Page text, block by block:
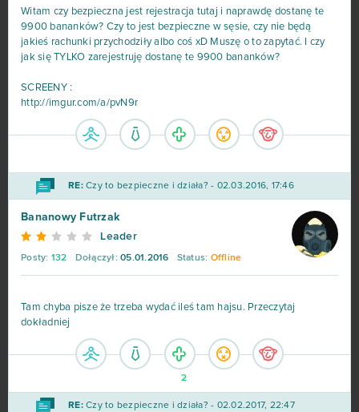
Witam czy bezpieczna jest rejestracja tutaj i naprawdę dostanę te
9900 bananków? Czy to jest bezpieczne w sęsie, czy nie będą
jakieś rachunki przychodziły albo coś xD Muszę o to zapytać. I czy
jak się TYLKO zarejestruję dostanę te 9900 bananków?
SCREENY :
http://imgur.com/a/pvN9r
RE:Czy to bezpieczne i działa? - 02.03.2016, 17:46
Bananowy Futrzak
Leader
Posty: 132 Dołączył: 05.01.2016 Status: Offline
Tam chyba pisze że trzeba wydać ileś tam hajsu. Przeczytaj
dokładniej
2
RE:Czy to bezpieczne i działa? - 02.02.2017, 22:47